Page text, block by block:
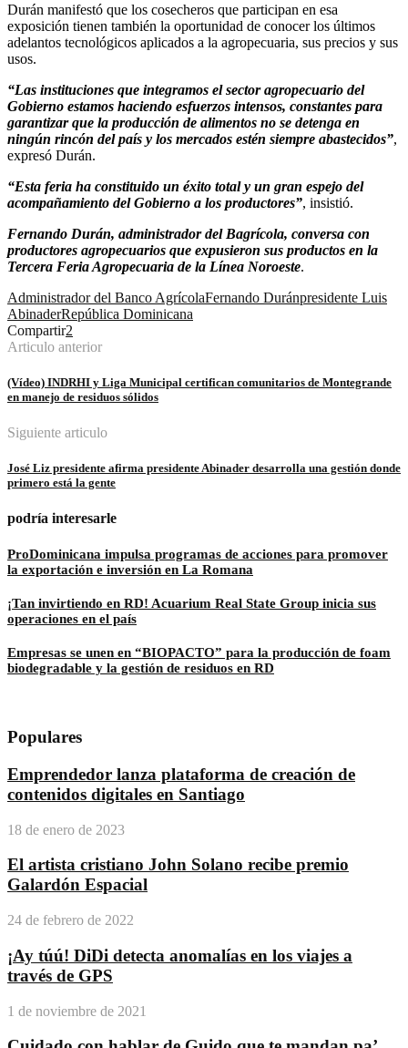
Durán manifestó que los cosecheros que participan en esa
exposición tienen también la oportunidad de conocer los últimos
adelantos tecnológicos aplicados a la agropecuaria, sus precios y sus
usos.
“Las instituciones que integramos el sector agropecuario del
Gobierno estamos haciendo esfuerzos intensos, constantes para
garantizar que la producción de alimentos no se detenga en
ningún rincón del país y los mercados estén siempre abastecidos”,
expresó Durán.
“Esta feria ha constituido un éxito total y un gran espejo del
acompañamiento del Gobierno a los productores”, insistió.
Fernando Durán, administrador del Bagrícola, conversa con
productores agropecuarios que expusieron sus productos en la
Tercera Feria Agropecuaria de la Línea Noroeste.
Administrador del Banco AgrícolaFernando Duránpresidente Luis
AbinaderRepública Dominicana
Compartir2
Articulo anterior
(Vídeo) INDRHI y Liga Municipal certifican comunitarios de Montegrande
en manejo de residuos sólidos
Siguiente articulo
José Liz presidente afirma presidente Abinader desarrolla una gestión donde
primero está la gente
podría interesarle
ProDominicana impulsa programas de acciones para promover
la exportación e inversión en La Romana
¡Tan invirtiendo en RD! Acuarium Real State Group inicia sus
operaciones en el país
Empresas se unen en “BIOPACTO” para la producción de foam
biodegradable y la gestión de residuos en RD
Populares
Emprendedor lanza plataforma de creación de
contenidos digitales en Santiago
18 de enero de 2023
El artista cristiano John Solano recibe premio
Galardón Espacial
24 de febrero de 2022
¡Ay túú! DiDi detecta anomalías en los viajes a
través de GPS
1 de noviembre de 2021